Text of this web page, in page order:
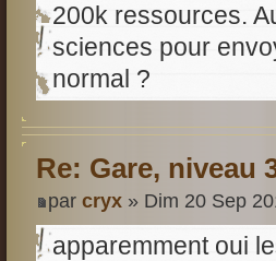
200k ressources.
sciences pour
normal ?
Re: Gare, niveau
par cryx » Dim 20 Sep
apparemment oui